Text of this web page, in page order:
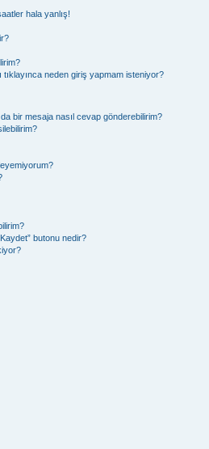
hala yanlış!
tıklayınca neden giriş yapmam isteniyor?
bir mesaja nasıl cevap gönderebilirim?
butonu nedir?